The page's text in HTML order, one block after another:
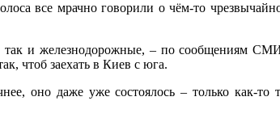
все мрачно говорили о чём-то
так и железнодорожные, – по сообщениям
чтоб заехать в Киев с юга.
оно даже уже состоялось – только как-